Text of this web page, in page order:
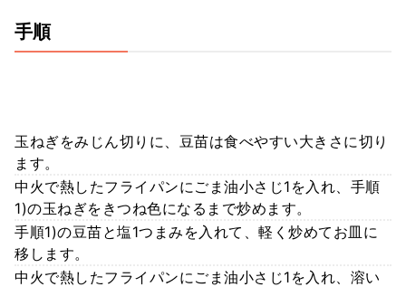
手順
玉ねぎをみじん切りに、豆苗は食べやすい大きさに切り
ます。
中火で熱したフライパンにごま油小さじ1を入れ、手順
1)の玉ねぎをきつね色になるまで炒めます。
手順1)の豆苗と塩1つまみを入れて、軽く炒めてお皿に
移します。
中火で熱したフライパンにごま油小さじ1を入れ、溶い